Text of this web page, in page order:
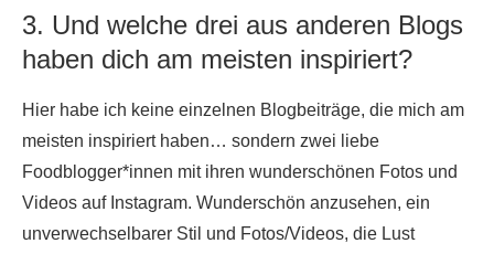
3. Und welche drei aus anderen Blogs
haben dich am meisten inspiriert?
Hier habe ich keine einzelnen Blogbeiträge, die mich am
meisten inspiriert haben… sondern zwei liebe
Foodblogger*innen mit ihren wunderschönen Fotos und
Videos auf Instagram. Wunderschön anzusehen, ein
unverwechselbarer Stil und Fotos/Videos, die Lust